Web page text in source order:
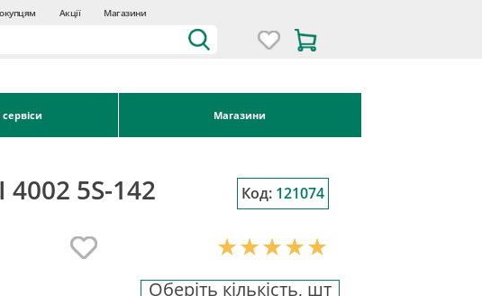
Акції Магазини
сервіси Магазини
5S-142 Код: 121074
Оберіть кількість, шт